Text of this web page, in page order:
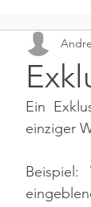
Ein
einziger
Beispiel: